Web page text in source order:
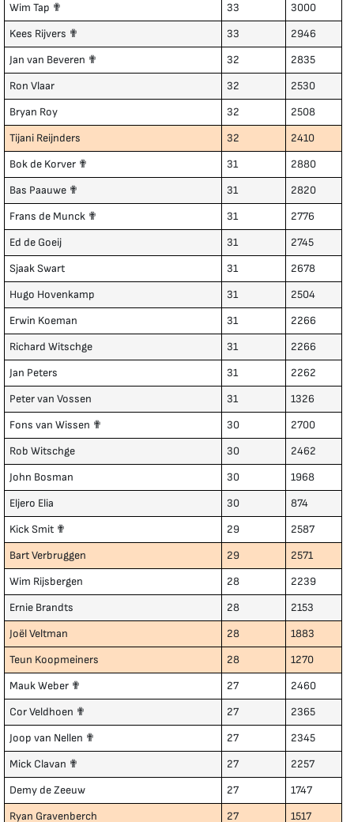
Wim Tap ✟
33
3000
Kees Rijvers ✟
33
2946
Jan van Beveren ✟
32
2835
Ron Vlaar
32
2530
Bryan Roy
32
2508
Tijani Reijnders
32
2410
Bok de Korver ✟
31
2880
Bas Paauwe ✟
31
2820
Frans de Munck ✟
31
2776
Ed de Goeij
31
2745
Sjaak Swart
31
2678
Hugo Hovenkamp
31
2504
Erwin Koeman
31
2266
Richard Witschge
31
2266
Jan Peters
31
2262
Peter van Vossen
31
1326
Fons van Wissen ✟
30
2700
Rob Witschge
30
2462
John Bosman
30
1968
Eljero Elia
30
874
Kick Smit ✟
29
2587
Bart Verbruggen
29
2571
Wim Rijsbergen
28
2239
Ernie Brandts
28
2153
Joël Veltman
28
1883
Teun Koopmeiners
28
1270
Mauk Weber ✟
27
2460
Cor Veldhoen ✟
27
2365
Joop van Nellen ✟
27
2345
Mick Clavan ✟
27
2257
Demy de Zeeuw
27
1747
Ryan Gravenberch
27 1517